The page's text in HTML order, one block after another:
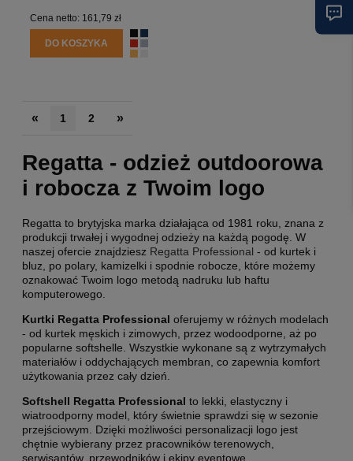
Cena netto: 161,79 zł
DO KOSZYKA
« 1 2 »
Regatta - odzież outdoorowa
i robocza z Twoim logo
Regatta to brytyjska marka działająca od 1981 roku, znana z
produkcji trwałej i wygodnej odzieży na każdą pogodę. W
naszej ofercie znajdziesz Regatta Professional - od kurtek i
bluz, po polary, kamizelki i spodnie robocze, które możemy
oznakować Twoim logo metodą nadruku lub haftu
komputerowego.
Kurtki Regatta Professional oferujemy w różnych modelach
- od kurtek męskich i zimowych, przez wodoodporne, aż po
popularne softshelle. Wszystkie wykonane są z wytrzymałych
materiałów i oddychających membran, co zapewnia komfort
użytkowania przez cały dzień.
Softshell Regatta Professional to lekki, elastyczny i
wiatroodporny model, który świetnie sprawdzi się w sezonie
przejściowym. Dzięki możliwości personalizacji logo jest
chętnie wybierany przez pracowników terenowych,
serwisantów, przewodników i ekipy eventowe.